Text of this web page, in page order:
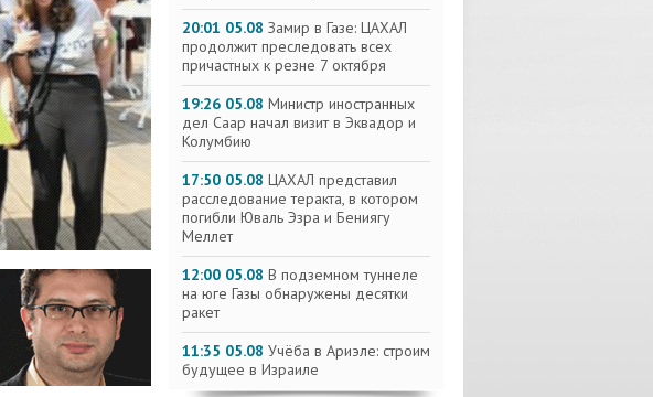
20:01 05.08 Замир в Газе: ЦАХАЛ
продолжит преследовать всех
причастных к резне 7 октября
19:26 05.08 Министр иностранных
дел Саар начал визит в Эквадор и
Колумбию
17:50 05.08 ЦАХАЛ представил
расследование теракта, в котором
погибли Юваль Эзра и Бениягу
Меллет
12:00 05.08 В подземном туннеле
на юге Газы обнаружены десятки
ракет
11:35 05.08 Учёба в Ариэле: строим
будущее в Израиле